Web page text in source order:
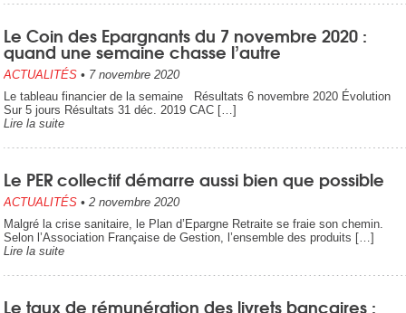
Le Coin des Epargnants du 7 novembre 2020 :
quand une semaine chasse l’autre
ACTUALITÉS • 7 novembre 2020
Le tableau financier de la semaine Résultats 6 novembre 2020 Évolution
Sur 5 jours Résultats 31 déc. 2019 CAC […]
Lire la suite
Le PER collectif démarre aussi bien que possible
ACTUALITÉS • 2 novembre 2020
Malgré la crise sanitaire, le Plan d’Epargne Retraite se fraie son chemin.
Selon l’Association Française de Gestion, l’ensemble des produits […]
Lire la suite
Le taux de rémunération des livrets bancaires :